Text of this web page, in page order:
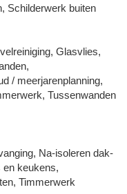
Schilderwerk buiten
Glasvlies,
/ meerjarenplanning,
Tussenwanden
Na-isoleren dak-
en keukens,
Timmerwerk